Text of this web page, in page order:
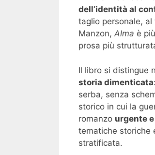
dell’identità al
taglio personale,
Manzon, Alma è
prosa più
Il libro si distingue
storia dimenticata
serba, senza
storico in cui la
romanzo urgente
tematiche storiche
stratificata.